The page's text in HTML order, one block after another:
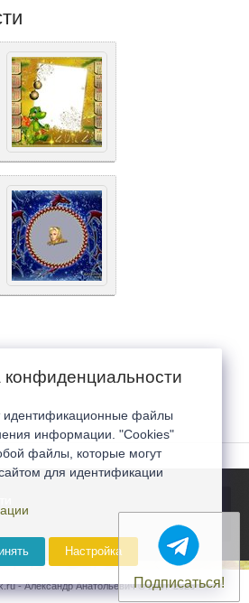
- Александр Анатольевич © 2007-2026
Подписаться!
конфиденциальности
идентификационные файлы
информации. "Cookies"
файлы, которые могут
для идентификации
Настройка